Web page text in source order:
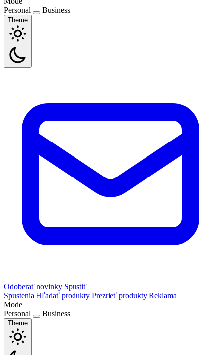
Personal
Business
Theme
Odoberať novinky Spustiť
Spustenia Hľadať produkty Prezrieť produkty Reklama
Mode
Personal
Business
Theme